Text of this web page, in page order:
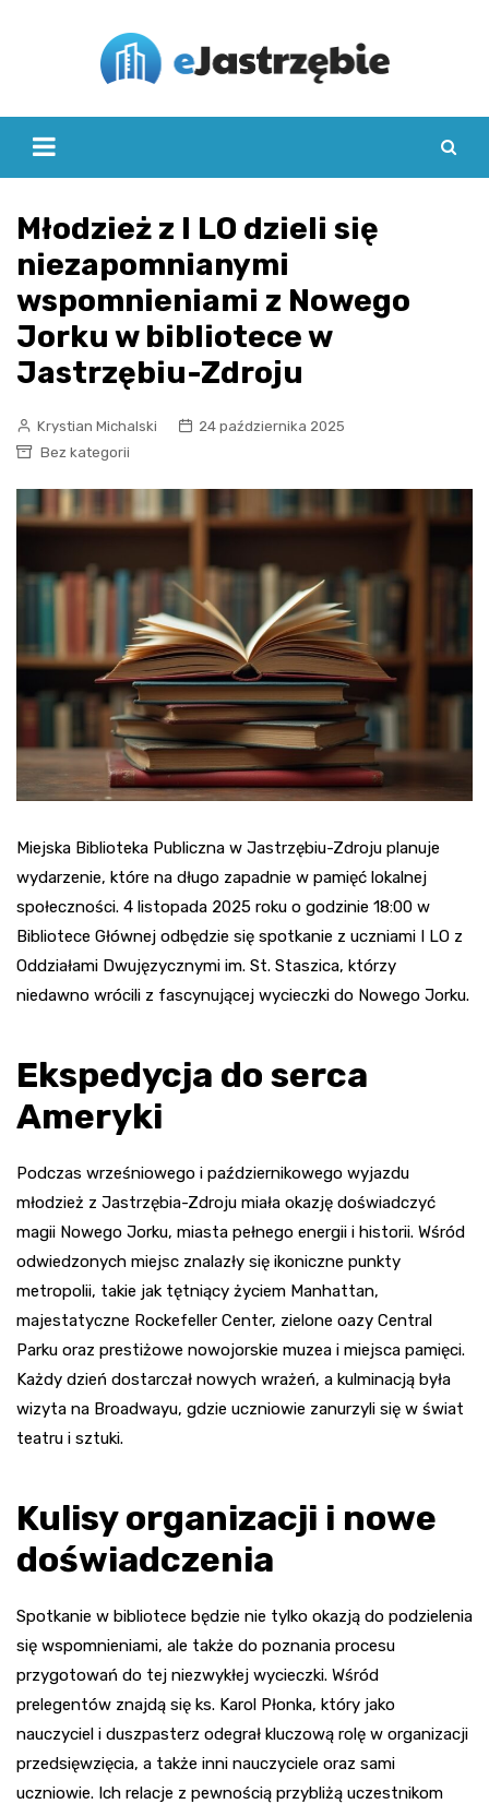
Młodzież z I LO dzieli się
niezapomnianymi
wspomnieniami z Nowego
Jorku w bibliotece w
Jastrzębiu-Zdroju
Krystian Michalski
24 października 2025
Bez kategorii
Miejska Biblioteka Publiczna w Jastrzębiu-Zdroju planuje
wydarzenie, które na długo zapadnie w pamięć lokalnej
społeczności. 4 listopada 2025 roku o godzinie 18:00 w
Bibliotece Głównej odbędzie się spotkanie z uczniami I LO z
Oddziałami Dwujęzycznymi im. St. Staszica, którzy
niedawno wrócili z fascynującej wycieczki do Nowego Jorku.
Ekspedycja do serca
Ameryki
Podczas wrześniowego i październikowego wyjazdu
młodzież z Jastrzębia-Zdroju miała okazję doświadczyć
magii Nowego Jorku, miasta pełnego energii i historii. Wśród
odwiedzonych miejsc znalazły się ikoniczne punkty
metropolii, takie jak tętniący życiem Manhattan,
majestatyczne Rockefeller Center, zielone oazy Central
Parku oraz prestiżowe nowojorskie muzea i miejsca pamięci.
Każdy dzień dostarczał nowych wrażeń, a kulminacją była
wizyta na Broadwayu, gdzie uczniowie zanurzyli się w świat
teatru i sztuki.
Kulisy organizacji i nowe
doświadczenia
Spotkanie w bibliotece będzie nie tylko okazją do podzielenia
się wspomnieniami, ale także do poznania procesu
przygotowań do tej niezwykłej wycieczki. Wśród
prelegentów znajdą się ks. Karol Płonka, który jako
nauczyciel i duszpasterz odegrał kluczową rolę w organizacji
przedsięwzięcia, a także inni nauczyciele oraz sami
uczniowie. Ich relacje z pewnością przybliżą uczestnikom